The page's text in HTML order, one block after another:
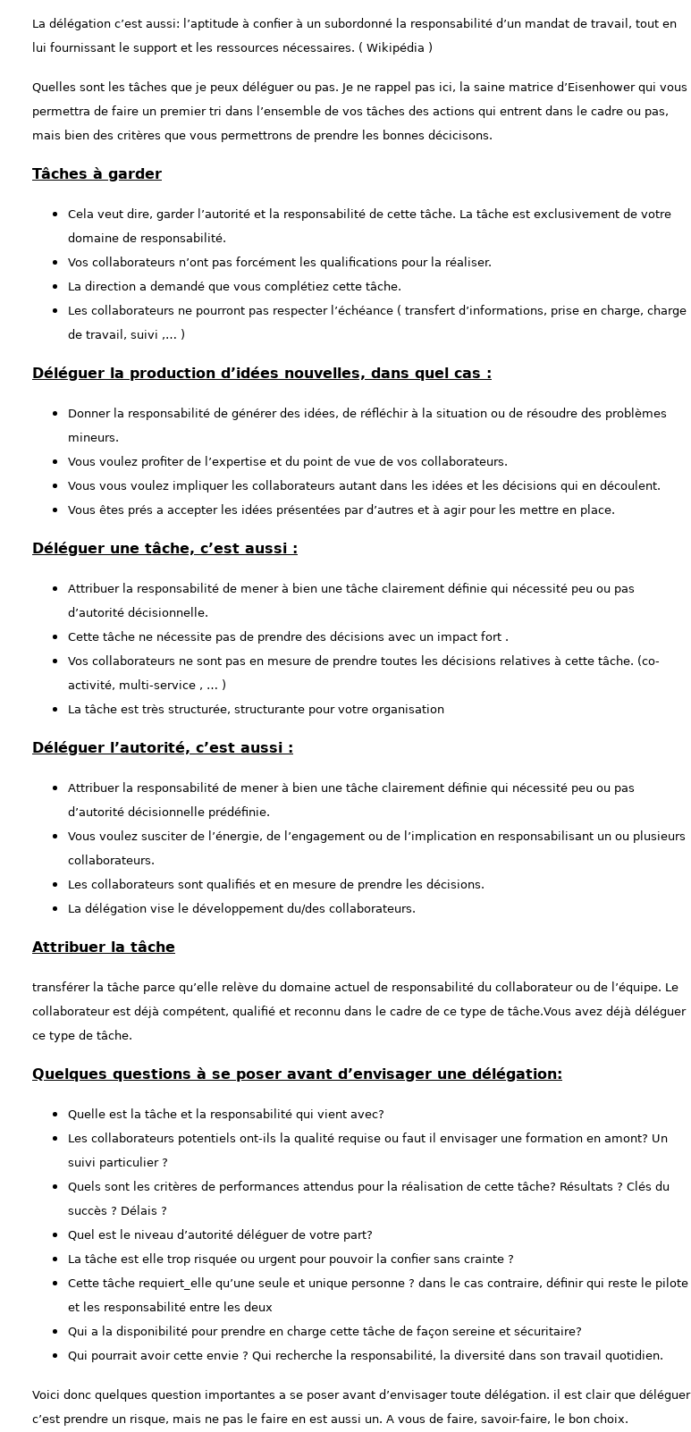
La délégation c’est aussi: l’aptitude à confier à un subordonné la responsabilité d’un mandat de travail, tout en
lui fournissant le support et les ressources nécessaires. ( Wikipédia )
Quelles sont les tâches que je peux déléguer ou pas. Je ne rappel pas ici, la saine matrice d’Eisenhower qui vous
permettra de faire un premier tri dans l’ensemble de vos tâches des actions qui entrent dans le cadre ou pas,
mais bien des critères que vous permettrons de prendre les bonnes décicisons.
Tâches à garder
Cela veut dire, garder l’autorité et la responsabilité de cette tâche. La tâche est exclusivement de votre
domaine de responsabilité.
Vos collaborateurs n’ont pas forcément les qualifications pour la réaliser.
La direction a demandé que vous complétiez cette tâche.
Les collaborateurs ne pourront pas respecter l’échéance ( transfert d’informations, prise en charge, charge
de travail, suivi ,… )
Déléguer la production d’idées nouvelles, dans quel cas :
Donner la responsabilité de générer des idées, de réfléchir à la situation ou de résoudre des problèmes
mineurs.
Vous voulez profiter de l’expertise et du point de vue de vos collaborateurs.
Vous vous voulez impliquer les collaborateurs autant dans les idées et les décisions qui en découlent.
Vous êtes prés a accepter les idées présentées par d’autres et à agir pour les mettre en place.
Déléguer une tâche, c’est aussi :
Attribuer la responsabilité de mener à bien une tâche clairement définie qui nécessité peu ou pas
d’autorité décisionnelle.
Cette tâche ne nécessite pas de prendre des décisions avec un impact fort .
Vos collaborateurs ne sont pas en mesure de prendre toutes les décisions relatives à cette tâche. (co-
activité, multi-service , … )
La tâche est très structurée, structurante pour votre organisation
Déléguer l’autorité, c’est aussi :
Attribuer la responsabilité de mener à bien une tâche clairement définie qui nécessité peu ou pas
d’autorité décisionnelle prédéfinie.
Vous voulez susciter de l’énergie, de l’engagement ou de l’implication en responsabilisant un ou plusieurs
collaborateurs.
Les collaborateurs sont qualifiés et en mesure de prendre les décisions.
La délégation vise le développement du/des collaborateurs.
Attribuer la tâche
transférer la tâche parce qu’elle relève du domaine actuel de responsabilité du collaborateur ou de l’équipe. Le
collaborateur est déjà compétent, qualifié et reconnu dans le cadre de ce type de tâche.Vous avez déjà déléguer
ce type de tâche.
Quelques questions à se poser avant d’envisager une délégation:
Quelle est la tâche et la responsabilité qui vient avec?
Les collaborateurs potentiels ont-ils la qualité requise ou faut il envisager une formation en amont? Un
suivi particulier ?
Quels sont les critères de performances attendus pour la réalisation de cette tâche? Résultats ? Clés du
succès ? Délais ?
Quel est le niveau d’autorité déléguer de votre part?
La tâche est elle trop risquée ou urgent pour pouvoir la confier sans crainte ?
Cette tâche requiert_elle qu’une seule et unique personne ? dans le cas contraire, définir qui reste le pilote
et les responsabilité entre les deux
Qui a la disponibilité pour prendre en charge cette tâche de façon sereine et sécuritaire?
Qui pourrait avoir cette envie ? Qui recherche la responsabilité, la diversité dans son travail quotidien.
Voici donc quelques question importantes a se poser avant d’envisager toute délégation. il est clair que déléguer
c’est prendre un risque, mais ne pas le faire en est aussi un. A vous de faire, savoir-faire, le bon choix.